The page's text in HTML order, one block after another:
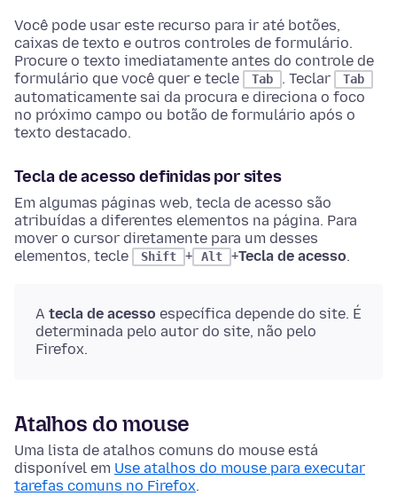
Você pode usar este recurso para ir até botões,
caixas de texto e outros controles de formulário.
Procure o texto imediatamente antes do controle de
formulário que você quer e tecle
Tab . Teclar Tab
automaticamente sai da procura e direciona o foco
no próximo campo ou botão de formulário após o
texto destacado.
Tecla de acesso definidas por sites
Em algumas páginas web, tecla de acesso são
atribuídas a diferentes elementos na página. Para
mover o cursor diretamente para um desses
elementos, tecle
Shift + Alt +Tecla de acesso.
A tecla de acesso específica depende do site. É
determinada pelo autor do site, não pelo
Firefox.
Atalhos do mouse
Uma lista de atalhos comuns do mouse está
disponível em Use atalhos do mouse para executar
tarefas comuns no Firefox.